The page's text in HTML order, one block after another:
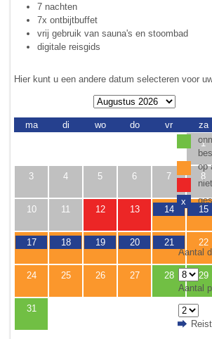
7 nachten
7x ontbijtbuffet
vrij gebruik van sauna's en stoombad
digitale reisgids
Hier kunt u een andere datum selecteren voor
ma di wo do vr za
1
3 4 5 6 7 8
10 11 12 13 14 15
17 18 19 20 21 22
24 25 26 27 28 29
31
op
x
Aantal
Aantal